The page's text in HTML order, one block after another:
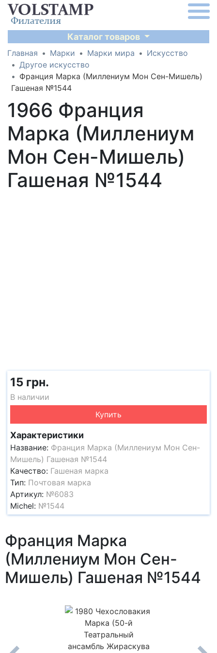
Каталог товаров
Главная Марки Марки мира
Искусство
Другое искусство
Франция Марка (Миллениум Мон Сен-Мишель)
Гашеная №1544
1966 Франция
Марка (Миллениум
Мон Сен-Мишель)
Гашеная №1544
15 грн.
В наличии
Купить
Характеристики
Название: Франция Марка (Миллениум Мон Сен-
Мишель) Гашеная №1544
Качество: Гашеная марка
Тип: Почтовая марка
Артикул: №6083
Michel: №1544
Франция Марка
(Миллениум Мон Сен-
Мишель) Гашеная №1544